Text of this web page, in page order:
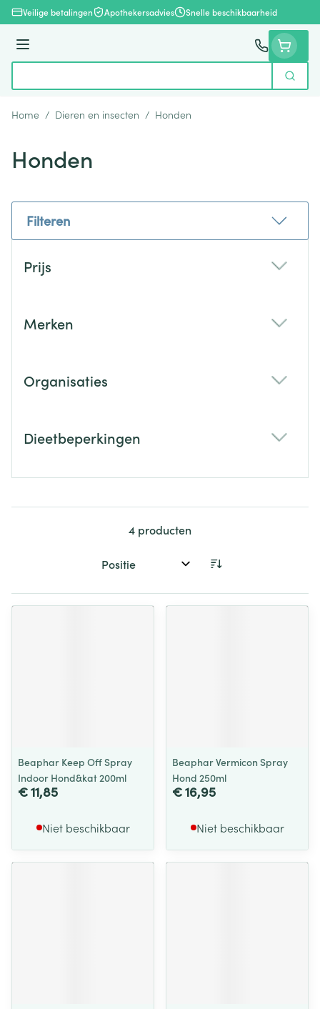
Ga naar de inhoud
Veilige betalingen Apothekersadvies Snelle beschikbaarheid
Menu
Zoek
Home / Dieren en insecten / Honden
Honden
Filteren
Prijs
Merken
Organisaties
Dieetbeperkingen
4 producten
Sorteer op:
Beaphar Keep Off Spray
Indoor Hond&kat 200ml
€ 11,85
Niet beschikbaar
Beaphar Vermicon Spray
Hond 250ml
€ 16,95
Niet beschikbaar